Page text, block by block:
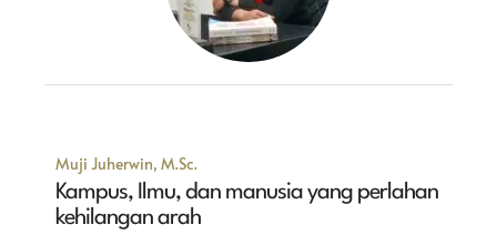
Muji Juherwin, M.Sc.
Kampus, Ilmu, dan manusia yang perlahan
kehilangan arah